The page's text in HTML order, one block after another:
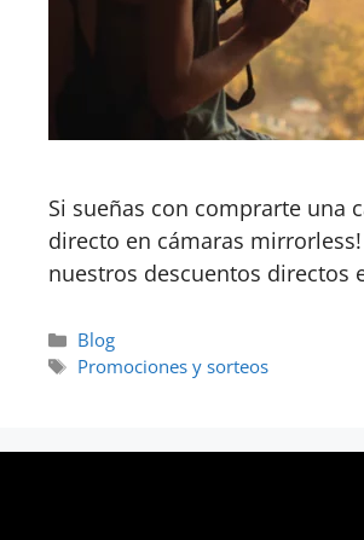
Si sueñas con comprarte una
directo en cámaras
nuestros descuentos
Blog
Promociones y sorteos